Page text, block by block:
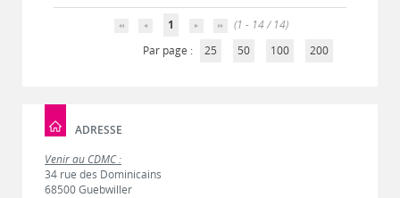
1
(1 - 14 / 14)
Par page :
25 50 100 200
ADRESSE
Venir au CDMC :
34 rue des Dominicains
68500 Guebwiller